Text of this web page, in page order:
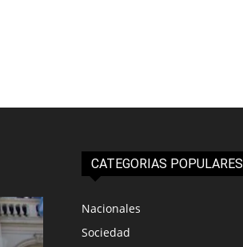
CATEGORIAS POPULARES
Nacionales
Sociedad